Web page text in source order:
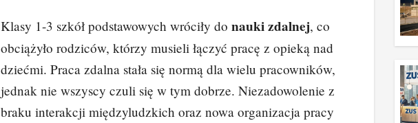
Klasy 1-3 szkół podstawowych wróciły do nauki zdalnej, co
obciążyło rodziców, którzy musieli łączyć pracę z opieką nad
dziećmi. Praca zdalna stała się normą dla wielu pracowników,
jednak nie wszyscy czuli się w tym dobrze. Niezadowolenie z
braku interakcji międzyludzkich oraz nowa organizacja pracy